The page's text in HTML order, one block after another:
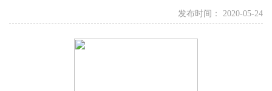
举行记者会，国务委员兼外交部长王毅就中国外交政策和对外关系相关问题回
答中外记者提问。海外人士认为，中国坚定维护多边主义，推动完善全球治
同体理念，为他国提供援助、推动开展国际抗疫...
发布时间： 2020-05-24